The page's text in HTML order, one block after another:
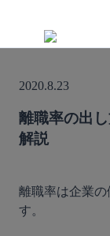
セ
料金案内
活用方法
2020.8.23
離職率の出
解説
離職率は企業
す。